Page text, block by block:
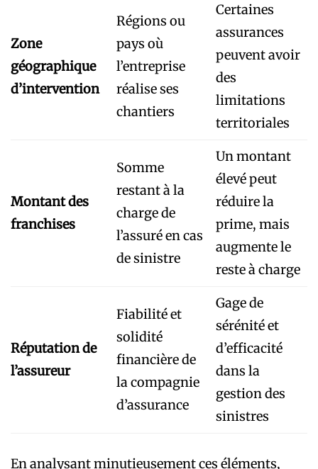
Zone
géographique
d’intervention
Régions ou
pays où
l’entreprise
réalise ses
chantiers
Certaines
assurances
peuvent avoir
des
limitations
territoriales
Montant des
franchises
Somme
restant à la
charge de
l’assuré en cas
de sinistre
Un montant
élevé peut
réduire la
prime, mais
augmente le
reste à charge
Réputation de
l’assureur
Fiabilité et
solidité
financière de
la compagnie
d’assurance
Gage de
sérénité et
d’efficacité
dans la
gestion des
sinistres
En analysant minutieusement ces éléments,